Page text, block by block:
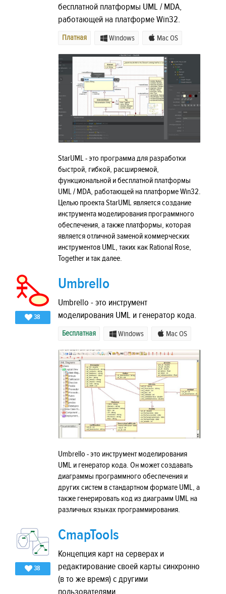
бесплатной платформы UML / MDA,
работающей на платформе Win32.
Платная Windows Mac OS
StarUML - это программа для разработки
быстрой, гибкой, расширяемой,
функциональной и бесплатной платформы
UML / MDA, работающей на платформе Win32.
Целью проекта StarUML является создание
инструмента моделирования программного
обеспечения, а также платформы, которая
является отличной заменой коммерческих
инструментов UML, таких как Rational Rose,
Together и так далее.
38
Umbrello
Umbrello - это инструмент
моделирования UML и генератор кода.
Бесплатная Windows Mac OS
Umbrello - это инструмент моделирования
UML и генератор кода. Он может создавать
диаграммы программного обеспечения и
других систем в стандартном формате UML, а
также генерировать код из диаграмм UML на
различных языках программирования.
38
CmapTools
Концепция карт на серверах и
редактирование своей карты синхронно
(в то же время) с другими
пользователями.